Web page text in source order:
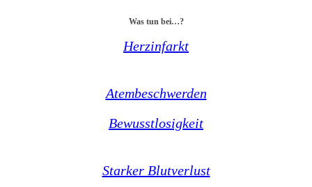
Was tun bei…?
Herzinfarkt
Atembeschwerden
Bewusstlosigkeit
Starker Blutverlust